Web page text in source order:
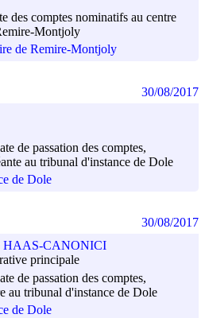
des comptes nominatifs au centre
Montjoly
de Remire-Montjoly
de passation des comptes,
au tribunal d'instance de Dole
de Dole
30/08/2017
HAAS-CANONICI
principale
de passation des comptes,
au tribunal d'instance de Dole
de Dole
30/08/2017